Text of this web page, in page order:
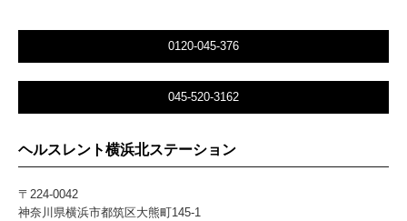
0120-045-376
045-520-3162
ヘルスレント横浜北ステーション
〒224-0042
神奈川県横浜市都筑区大熊町145-1